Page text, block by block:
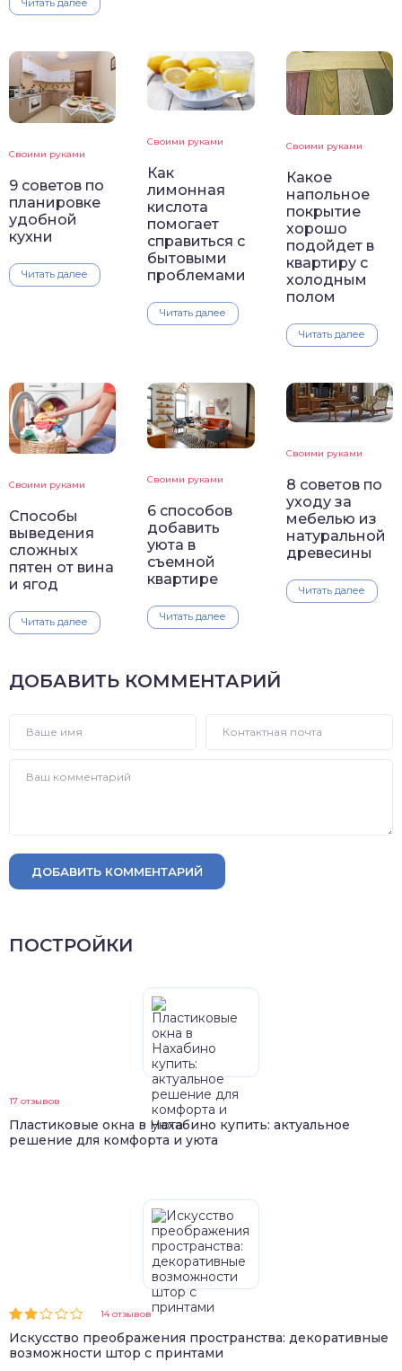
Читать далее
Своими руками
9 советов по
планировке
удобной
кухни
Читать далее
Своими руками
Как
лимонная
кислота
помогает
справиться с
бытовыми
проблемами
Читать далее
Своими руками
Какое
напольное
покрытие
хорошо
подойдет в
квартиру с
холодным
полом
Читать далее
Своими руками
Способы
выведения
сложных
пятен от вина
и ягод
Читать далее
Своими руками
6 способов
добавить
уюта в
съемной
квартире
Читать далее
Своими руками
8 советов по
уходу за
мебелью из
натуральной
древесины
Читать далее
ДОБАВИТЬ КОММЕНТАРИЙ
ДОБАВИТЬ КОММЕНТАРИЙ
ПОСТРОЙКИ
17 отзывов
Пластиковые окна в Нахабино купить: актуальное
решение для комфорта и уюта
14 отзывов
Искусство преображения пространства: декоративные
возможности штор с принтами